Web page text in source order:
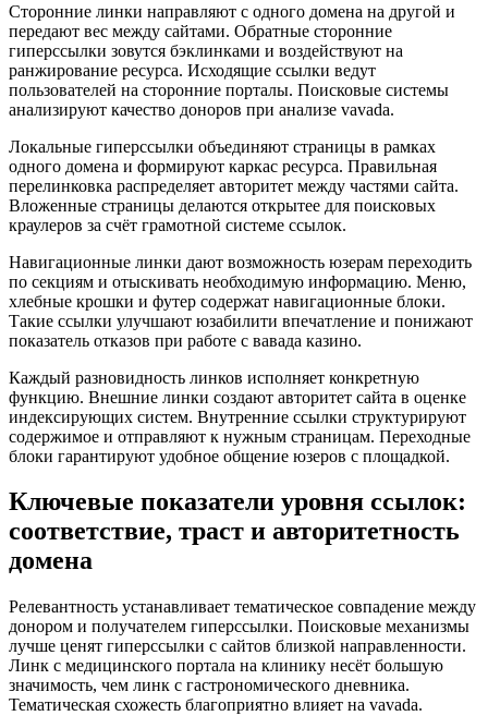
Сторонние линки направляют с одного домена на другой и
передают вес между сайтами. Обратные сторонние
гиперссылки зовутся бэклинками и воздействуют на
ранжирование ресурса. Исходящие ссылки ведут
пользователей на сторонние порталы. Поисковые системы
анализируют качество доноров при анализе vavada.
Локальные гиперссылки объединяют страницы в рамках
одного домена и формируют каркас ресурса. Правильная
перелинковка распределяет авторитет между частями сайта.
Вложенные страницы делаются открытее для поисковых
краулеров за счёт грамотной системе ссылок.
Навигационные линки дают возможность юзерам переходить
по секциям и отыскивать необходимую информацию. Меню,
хлебные крошки и футер содержат навигационные блоки.
Такие ссылки улучшают юзабилити впечатление и понижают
показатель отказов при работе с вавада казино.
Каждый разновидность линков исполняет конкретную
функцию. Внешние линки создают авторитет сайта в оценке
индексирующих систем. Внутренние ссылки структурируют
содержимое и отправляют к нужным страницам. Переходные
блоки гарантируют удобное общение юзеров с площадкой.
Ключевые показатели уровня ссылок:
соответствие, траст и авторитетность
домена
Релевантность устанавливает тематическое совпадение между
донором и получателем гиперссылки. Поисковые механизмы
лучше ценят гиперссылки с сайтов близкой направленности.
Линк с медицинского портала на клинику несёт большую
значимость, чем линк с гастрономического дневника.
Тематическая схожесть благоприятно влияет на vavada.